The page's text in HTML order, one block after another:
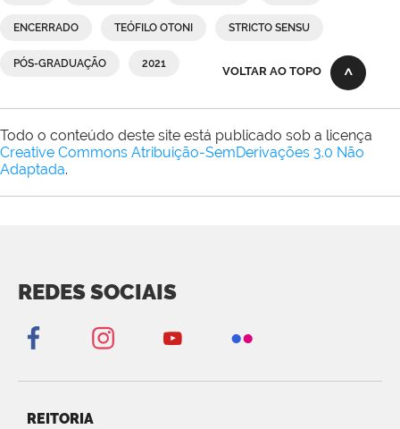
ENCERRADO TEÓFILO OTONI STRICTO SENSU
PÓS-GRADUAÇÃO 2021
VOLTAR AO TOPO
Todo o conteúdo deste site está publicado sob a licença
Creative Commons Atribuição-SemDerivações 3.0 Não
Adaptada.
REDES SOCIAIS
REITORIA